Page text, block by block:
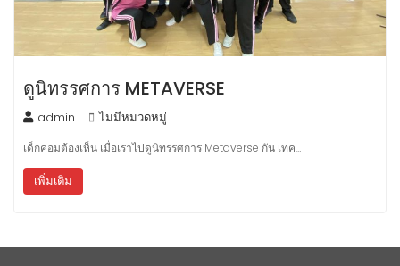
ดูนิทรรศการ METAVERSE
admin ไม่มีหมวดหมู่
เด็กคอมต้องเห็น เมื่อเราไปดูนิทรรศการ Metaverse กัน เทค…
เพิ่มเติม